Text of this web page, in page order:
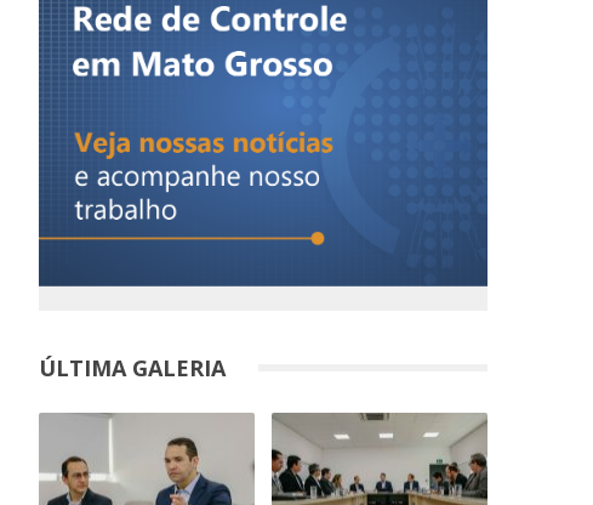
ÚLTIMA GALERIA